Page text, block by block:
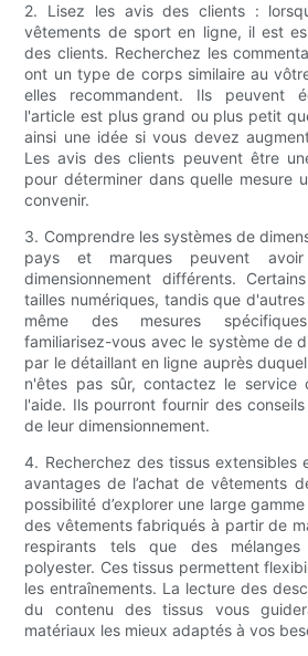
2. Lisez les avis des clients :
vêtements de sport en ligne, il est
des clients. Recherchez les
ont un type de corps similaire au
elles recommandent. Ils peuvent
l'article est plus grand ou plus petit
ainsi une idée si vous devez
Les avis des clients peuvent être
pour déterminer dans quelle mesure
convenir.
3. Comprendre les systèmes de
pays et marques peuvent
dimensionnement différents.
tailles numériques, tandis que
même des mesures
familiarisez-vous avec le système de
par le détaillant en ligne auprès
n'êtes pas sûr, contactez le service
l'aide. Ils pourront fournir des
de leur dimensionnement.
4. Recherchez des tissus extensibles
avantages de l’achat de vêtements
possibilité d’explorer une large
des vêtements fabriqués à partir de
respirants tels que des
polyester. Ces tissus permettent
les entraînements. La lecture des
du contenu des tissus vous
matériaux les mieux adaptés à vos